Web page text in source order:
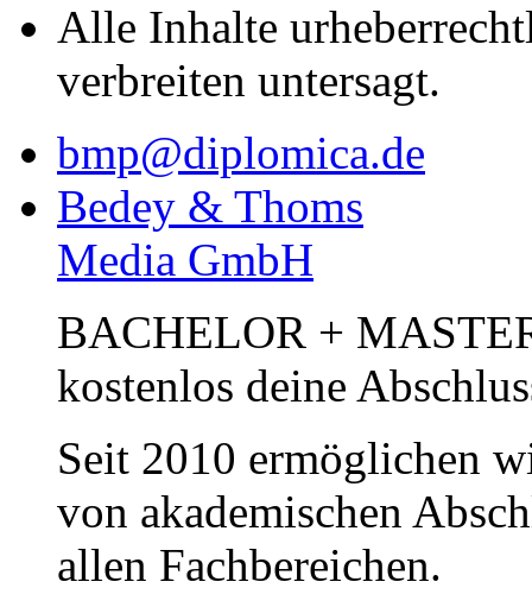
Alle Inhalte
verbreiten untersagt.
bmp@diplomica.de
Bedey & Thoms
Media GmbH
BACHELOR +
kostenlos deine
Seit 2010 ermöglichen
von akademischen
allen Fachbereichen.